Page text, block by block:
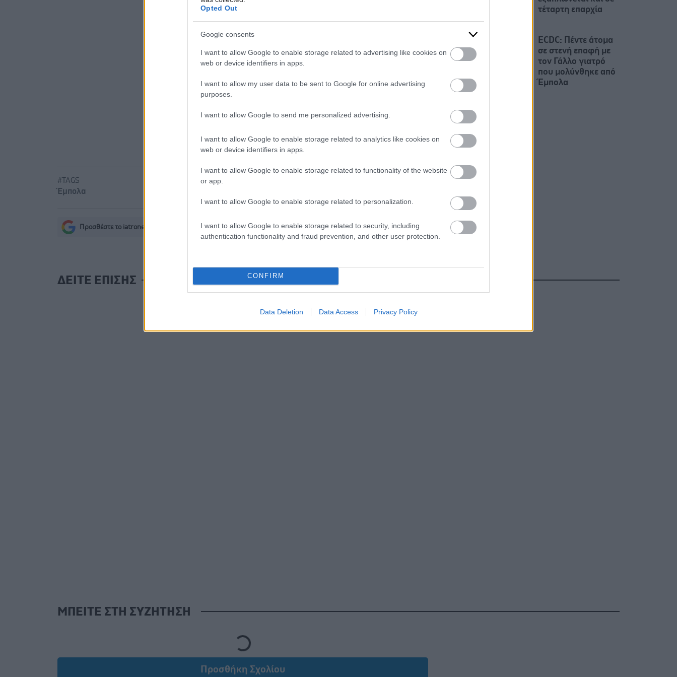
Opted Out
Google consents
I want to allow Google to enable storage related to advertising like cookies on
web or device identifiers in apps.
I want to allow my user data to be sent to Google for online advertising
purposes.
I want to allow Google to send me personalized advertising.
I want to allow Google to enable storage related to analytics like cookies on
web or device identifiers in apps.
I want to allow Google to enable storage related to functionality of the website
or app.
I want to allow Google to enable storage related to personalization.
I want to allow Google to enable storage related to security, including
authentication functionality and fraud prevention, and other user protection.
CONFIRM
Data Deletion Data Access Privacy Policy
Προσθέστε το iatronet.gr στο Discover
Ειδήσεις υγείας σήμερα
Αδ. Γεωργιάδης στη Ρόδο: ''Σε ενάμιση χρόνο, το νοσοκομείο θα
είναι καινούργιο''- 'Αμεσα μέτρα για την αντιμετώπιση των
σοβαρών ελλείψεων προσωπικού
χωρίς να μειώνεται η ποσότητα του φαγητού [μελέτη]
Ο FDA ενέκρινε φάρμακο για τη ναρκοληψία
#TAGS
Έμπολα
Προσθέστε το iatronet.gr στο Discover
shares
τέταρτη επαρχία
ECDC: Πέντε άτομα
σε στενή επαφή με
τον Γάλλο γιατρό
που μολύνθηκε από
Έμπολα
ΔΕΙΤΕ ΕΠΙΣΗΣ
ΜΠΕΙΤΕ ΣΤΗ ΣΥΖΗΤΗΣΗ
Loading...
Προσθήκη Σχολίου